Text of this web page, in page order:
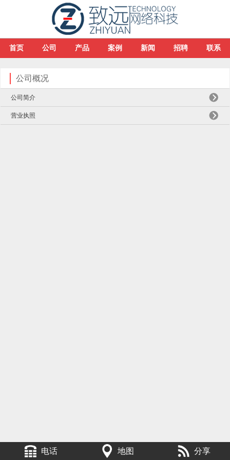
首页 公司 产品 案例 新闻 招聘 联系
公司概况
公司简介
营业执照
电话 地图 分享